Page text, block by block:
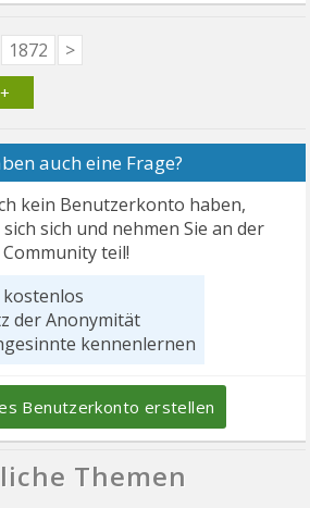
1872 >
auch eine Frage?
kein Benutzerkonto haben,
sich sich und nehmen Sie an der
Community teil!
kostenlos
der Anonymität
kennenlernen
Benutzerkonto erstellen
Themen